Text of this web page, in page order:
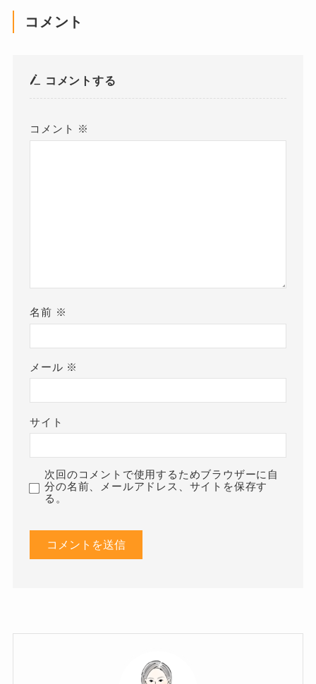
コメント
コメントする
コメント ※
名前 ※
メール ※
サイト
次回のコメントで使用するためブラウザーに自
分の名前、メールアドレス、サイトを保存す
る。